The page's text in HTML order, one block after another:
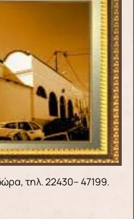
τηλ. 22430– 47199.